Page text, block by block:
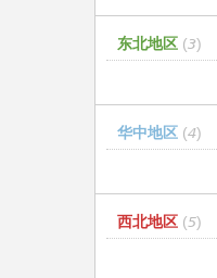
东北地区 (3)
华中地区 (4)
西北地区 (5)